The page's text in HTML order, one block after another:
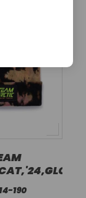
190